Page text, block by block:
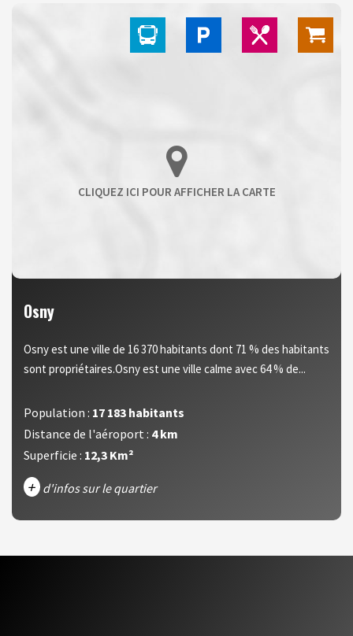
Osny
Osny est une ville de 16 370 habitants dont 71 % des habitants
sont propriétaires.Osny est une ville calme avec 64 % de...
Population : 17 183 habitants
Distance de l'aéroport : 4 km
Superficie : 12,3 Km²
+ d'infos sur le quartier